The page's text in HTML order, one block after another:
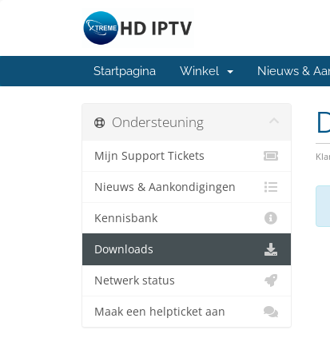
Startpagina Winkel Nieuws &
Ondersteuning
Mijn Support Tickets
Nieuws & Aankondigingen
Kennisbank
Downloads
Netwerk status
Maak een helpticket aan